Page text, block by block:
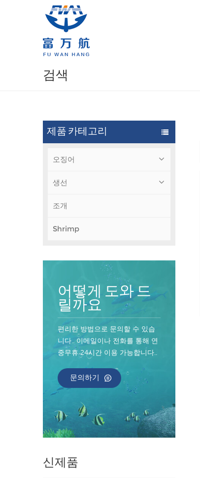
검색
제품 카테고리
오징어
생선
조개
Shrimp
어떻게 도와 드
릴까요
편리한 방법으로 문의할 수 있습
니다.. 이메일이나 전화를 통해 연
중무휴 24시간 이용 가능합니다..
문의하기
신제품